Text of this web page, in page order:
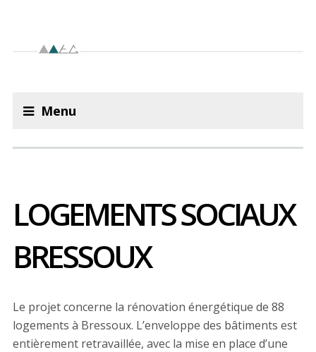
Menu
LOGEMENTS SOCIAUX
BRESSOUX
Le projet concerne la rénovation énergétique de 88
logements à Bressoux. L’enveloppe des bâtiments est
entièrement retravaillée, avec la mise en place d’une